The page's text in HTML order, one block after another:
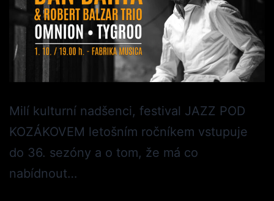
Milí kulturní nadšenci, festival JAZZ POD
KOZÁKOVEM letošním ročníkem vstupuje
do 36. sezóny a o tom, že má co
nabídnout…